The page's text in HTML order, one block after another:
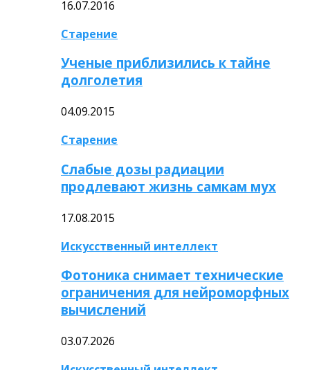
16.07.2016
Старение
Ученые приблизились к тайне
долголетия
04.09.2015
Старение
Слабые дозы радиации
продлевают жизнь самкам мух
17.08.2015
Искусственный интеллект
Фотоника снимает технические
ограничения для нейроморфных
вычислений
03.07.2026